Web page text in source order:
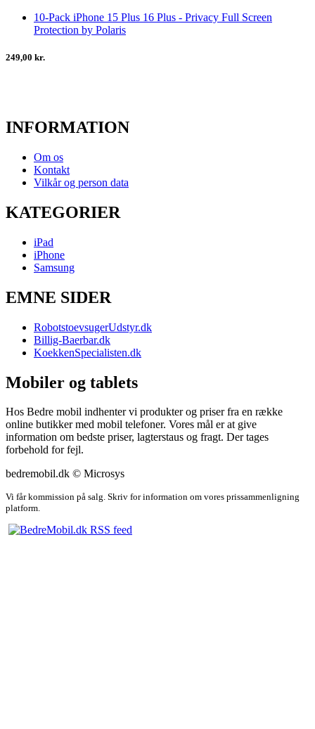
10-Pack iPhone 15 Plus 16 Plus - Privacy Full Screen
Protection by Polaris
249,00 kr.
INFORMATION
Om os
Kontakt
Vilkår og person data
KATEGORIER
iPad
iPhone
Samsung
EMNE SIDER
RobotstoevsugerUdstyr.dk
Billig-Baerbar.dk
KoekkenSpecialisten.dk
Mobiler og tablets
Hos Bedre mobil indhenter vi produkter og priser fra en række
online butikker med mobil telefoner. Vores mål er at give
information om bedste priser, lagterstaus og fragt. Der tages
forbehold for fejl.
bedremobil.dk © Microsys
Vi får kommission på salg. Skriv for information om vores prissammenligning
platform.